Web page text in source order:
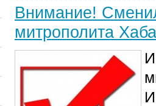
Внимание!
митрополита